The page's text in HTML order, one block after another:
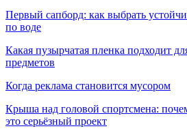
Первый сапборд: как выбрать
по воде
Какая пузырчатая пленка подходит
предметов
Когда реклама становится мусором
Крыша над головой спортсмена:
это серьёзный проект